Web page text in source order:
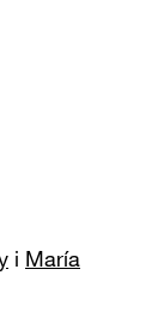
i María